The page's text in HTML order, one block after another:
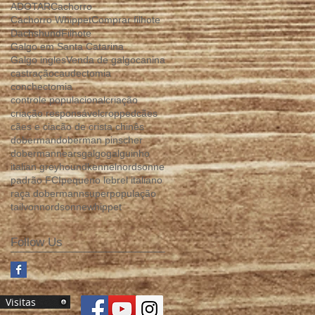
ADOTARCachorro
Cachorro WhippetComprar filhote
DachshundFilhote
Galgo em Santa Catarina
Galgo inglesVenda de galgocanina
castraçãocaudectomia
conchectomia
controle populacionalcriação
criação responsávelcroppedcães
cães e ciacão de crista chinês
dobermandoberman pinscher
dobermannearsgalgogalguinho
italian greyhoundkennelnordsonne
padrão FCIpequeno lebrel italiano
raça dobermannsuperpopulação
tailvonnordsonnewhippet
Follow Us
Visitas